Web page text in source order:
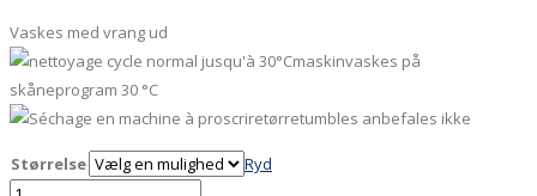
Vaskes med vrang ud
maskinvaskes på
skåneprogram 30 °C
tørretumbles anbefales ikke
Størrelse
Ryd